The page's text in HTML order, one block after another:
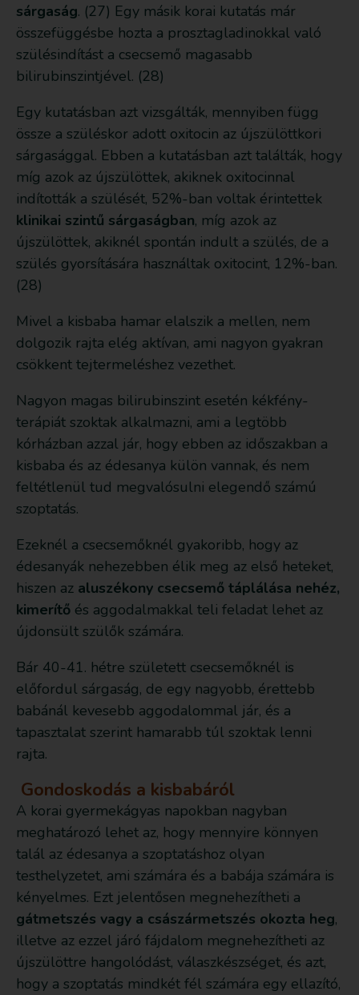
sárgaság. (27) Egy másik korai kutatás már
összefüggésbe hozta a prosztagladinokkal való
szülésindítást a csecsemő magasabb
bilirubinszintjével. (28)
Egy kutatásban azt vizsgálták, mennyiben függ
össze a szüléskor adott oxitocin az újszülöttkori
sárgasággal. Ebben a kutatásban azt találták, hogy
míg azok az újszülöttek, akiknek oxitocinnal
indították a szülését, 52%-ban voltak érintettek
klinikai szintű sárgaságban, míg azok az
újszülöttek, akiknél spontán indult a szülés, de a
szülés gyorsítására használtak oxitocint, 12%-ban.
(28)
Mivel a kisbaba hamar elalszik a mellen, nem
dolgozik rajta elég aktívan, ami nagyon gyakran
csökkent tejtermeléshez vezethet.
Nagyon magas bilirubinszint esetén kékfény-
terápiát szoktak alkalmazni, ami a legtöbb
kórházban azzal jár, hogy ebben az időszakban a
kisbaba és az édesanya külön vannak, és nem
feltétlenül tud megvalósulni elegendő számú
szoptatás.
Ezeknél a csecsemőknél gyakoribb, hogy az
édesanyák nehezebben élik meg az első heteket,
hiszen az aluszékony csecsemő táplálása nehéz,
kimerítő és aggodalmakkal teli feladat lehet az
újdonsült szülők számára.
Bár 40-41. hétre született csecsemőknél is
előfordul sárgaság, de egy nagyobb, érettebb
babánál kevesebb aggodalommal jár, és a
tapasztalat szerint hamarabb túl szoktak lenni
rajta.
Gondoskodás a kisbabáról
A korai gyermekágyas napokban nagyban
meghatározó lehet az, hogy mennyire könnyen
talál az édesanya a szoptatáshoz olyan
testhelyzetet, ami számára és a babája számára is
kényelmes. Ezt jelentősen megnehezítheti a
gátmetszés vagy a császármetszés okozta heg,
illetve az ezzel járó fájdalom megnehezítheti az
újszülöttre hangolódást, válaszkészséget, és azt,
hogy a szoptatás mindkét fél számára egy ellazító,